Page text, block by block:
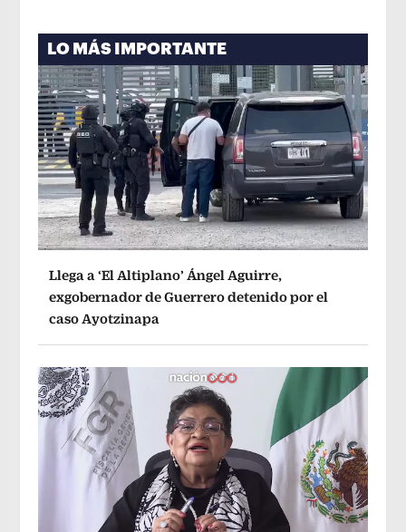
LO MÁS IMPORTANTE
Llega a ‘El Altiplano’ Ángel Aguirre,
exgobernador de Guerrero detenido por el
caso Ayotzinapa